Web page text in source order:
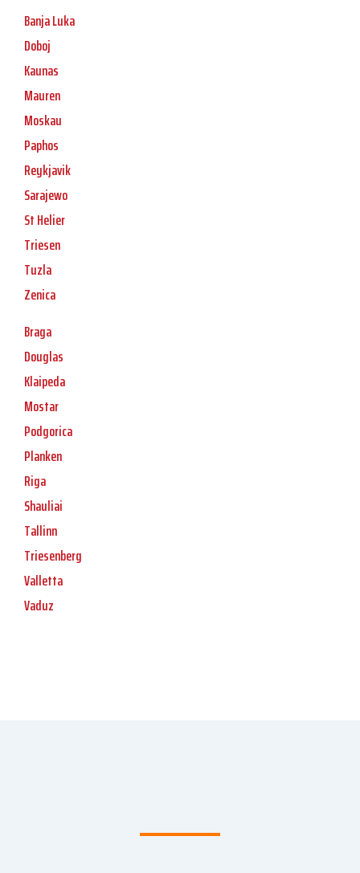
Banja Luka
Doboj
Kaunas
Mauren
Moskau
Paphos
Reykjavik
Sarajewo
St Helier
Triesen
Tuzla
Zenica
Braga
Douglas
Klaipeda
Mostar
Podgorica
Planken
Riga
Shauliai
Tallinn
Triesenberg
Valletta
Vaduz